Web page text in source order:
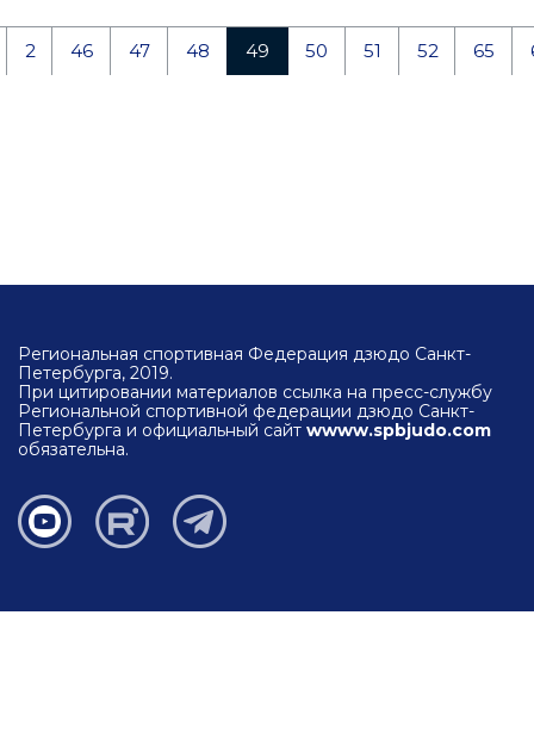
2 46 47 48 49 50 51 52 65
Региональная спортивная Федерация дзюдо Санкт-
Петербурга, 2019.
При цитировании материалов ссылка на пресс-службу
Региональной спортивной федерации дзюдо Санкт-
Петербурга и официальный сайт wwww.spbjudo.com
обязательна.